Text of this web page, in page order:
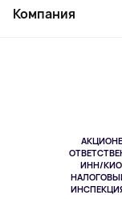
ИНН/КИО
Косметика и уход
Здоровье питомцев
Как заказать
Компания